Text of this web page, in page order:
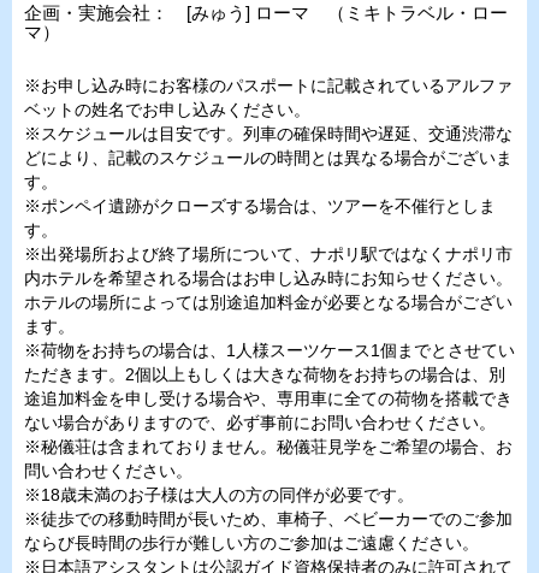
企画・実施会社： [みゅう] ローマ （ミキトラベル・ロー
マ）
※お申し込み時にお客様のパスポートに記載されているアルファ
ベットの姓名でお申し込みください。
※スケジュールは目安です。列車の確保時間や遅延、交通渋滞な
どにより、記載のスケジュールの時間とは異なる場合がございま
す。
※ポンペイ遺跡がクローズする場合は、ツアーを不催行としま
す。
※出発場所および終了場所について、ナポリ駅ではなくナポリ市
内ホテルを希望される場合はお申し込み時にお知らせください。
ホテルの場所によっては別途追加料金が必要となる場合がござい
ます。
※荷物をお持ちの場合は、1人様スーツケース1個までとさせてい
ただきます。2個以上もしくは大きな荷物をお持ちの場合は、別
途追加料金を申し受ける場合や、専用車に全ての荷物を搭載でき
ない場合がありますので、必ず事前にお問い合わせください。
※秘儀荘は含まれておりません。秘儀荘見学をご希望の場合、お
問い合わせください。
※18歳未満のお子様は大人の方の同伴が必要です。
※徒歩での移動時間が長いため、車椅子、ベビーカーでのご参加
ならび長時間の歩行が難しい方のご参加はご遠慮ください。
※日本語アシスタントは公認ガイド資格保持者のみに許可されて